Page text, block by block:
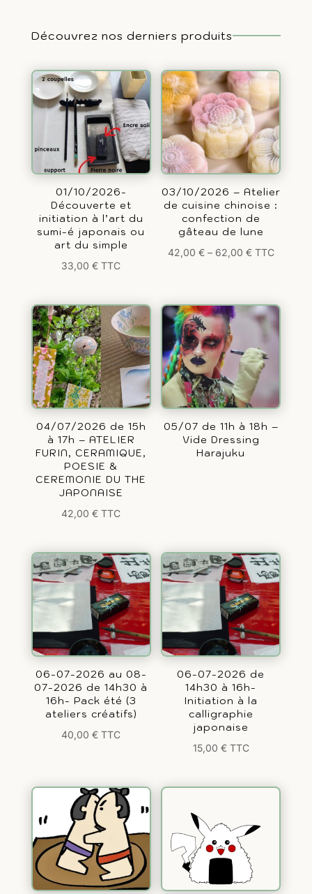
Découvrez nos derniers produits
01/10/2026-
Découverte et
initiation à l’art du
sumi-é japonais ou
art du simple
33,00€ TTC
03/10/2026 – Atelier
de cuisine chinoise :
confection de
gâteau de lune
42,00 €– 62,00 € TTC
04/07/2026 de 15h
à 17h – ATELIER
FURIN, CERAMIQUE,
POESIE &
CEREMONIE DU THE
JAPONAISE
42,00€ TTC
05/07 de 11h à 18h –
Vide Dressing
Harajuku
06-07-2026 au 08-
07-2026 de 14h30 à
16h- Pack été (3
ateliers créatifs)
40,00€ TTC
06-07-2026 de
14h30 à 16h-
Initiation à la
calligraphie
japonaise
15,00 € TTC